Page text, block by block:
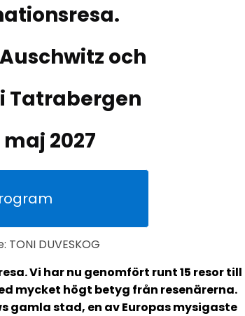
och
Tatrabergen
maj 2027
TONI DUVESKOG
Vi har nu genomfört runt 15 resor till
mycket högt betyg från resenärerna.
gamla stad, en av Europas mysigaste